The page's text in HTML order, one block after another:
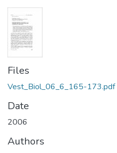
Files
Vest_Biol_06_6_165-173.pdf
Date
2006
Authors